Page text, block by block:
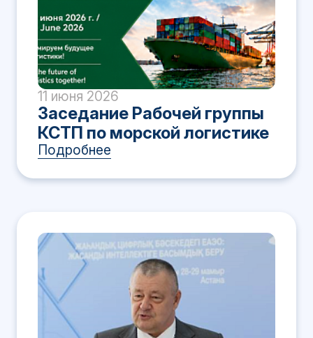
11 июня 2026
Заседание Рабочей группы
КСТП по морской логистике
Подробнее